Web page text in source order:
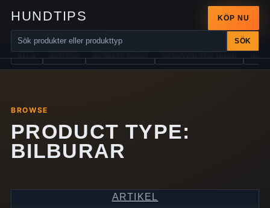
HUNDTIPS
SÖK
KÖP NU
ALLA APOTEK BILBÄLTE HUND BILSKYDD FÖR HUND
BROWSE
PRODUCT TYPE:
BILBURAR
ARTIKEL